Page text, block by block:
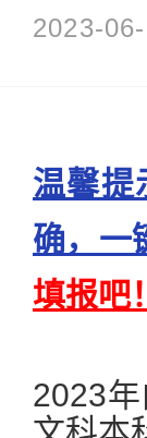
2023-
温馨提
确，一
填报吧！
2023